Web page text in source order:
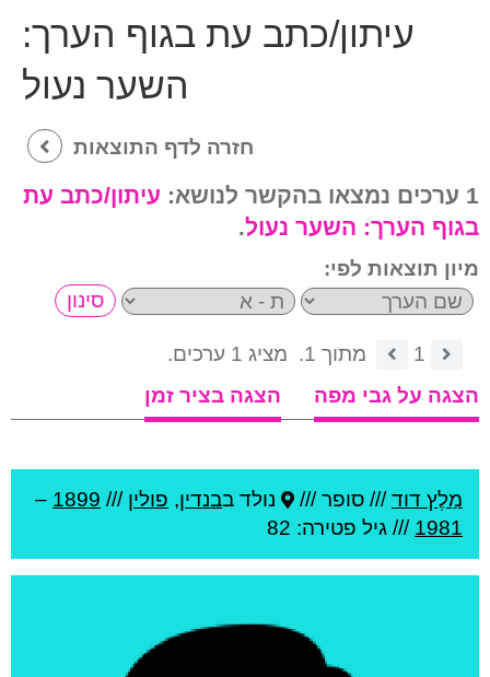
עיתון/כתב עת בגוף הערך:
השער נעול
חזרה לדף התוצאות
1 ערכים נמצאו בהקשר לנושא:
עיתון/כתב עת
בגוף הערך: השער נעול.
מיון תוצאות לפי:
1 מתוך 1.
מציג 1 ערכים.
הצגה על גבי מפה
הצגה בציר זמן
מַלֶץ דוד/// סופר /// נולד בבנדין, פולין ///
1899
–
1981 /// גיל פטירה: 82